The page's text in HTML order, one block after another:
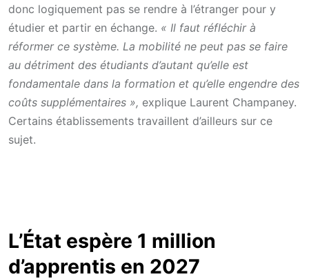
donc logiquement pas se rendre à l’étranger pour y
étudier et partir en échange. « Il faut réfléchir à
réformer ce système. La mobilité ne peut pas se faire
au détriment des étudiants d’autant qu’elle est
fondamentale dans la formation et qu’elle engendre des
coûts supplémentaires », explique Laurent Champaney.
Certains établissements travaillent d’ailleurs sur ce
sujet.
L’État espère 1 million
d’apprentis en 2027